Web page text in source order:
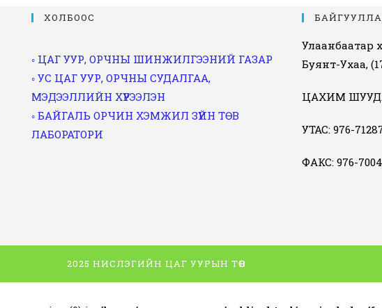
ХОЛБООС
◦ ЦАГ УУР, ОРЧНЫ ШИНЖИЛГЭЭНИЙ ГАЗАР
◦ УС ЦАГ УУР, ОРЧНЫ СУДАЛГАА,
МЭДЭЭЛЛИЙН ХҮРЭЭЛЭН
◦ БАЙГАЛЬ ОРЧИН ХЭМЖИЛ ЗҮЙН ТӨВ
ЛАБОРАТОРИ
Улаанбаатар
Буянт-Ухаа,
ЦАХИМ
УТАС: 976-
ФАКС: 976-
2025 НИСЛЭГИЙН ЦАГ УУРЫН ТӨВ